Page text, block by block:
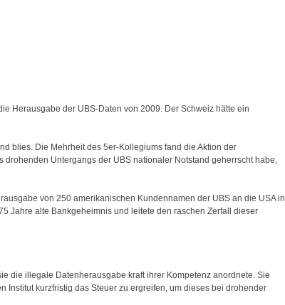
Herausgabe der UBS-Daten von 2009. Der Schweiz hätte ein
blies. Die Mehrheit des 5er-Kollegiums fand die Aktion der
Untergangs der UBS nationaler Notstand geherrscht habe,
von 250 amerikanischen Kundennamen der UBS an die USA in
Jahre alte Bankgeheimnis und leitete den raschen Zerfall dieser
die illegale Datenherausgabe kraft ihrer Kompetenz anordnete. Sie
Institut kurzfristig das Steuer zu ergreifen, um dieses bei drohender